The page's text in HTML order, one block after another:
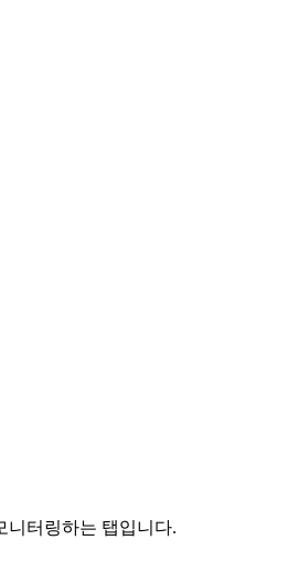
니터링하는 탭입니다.